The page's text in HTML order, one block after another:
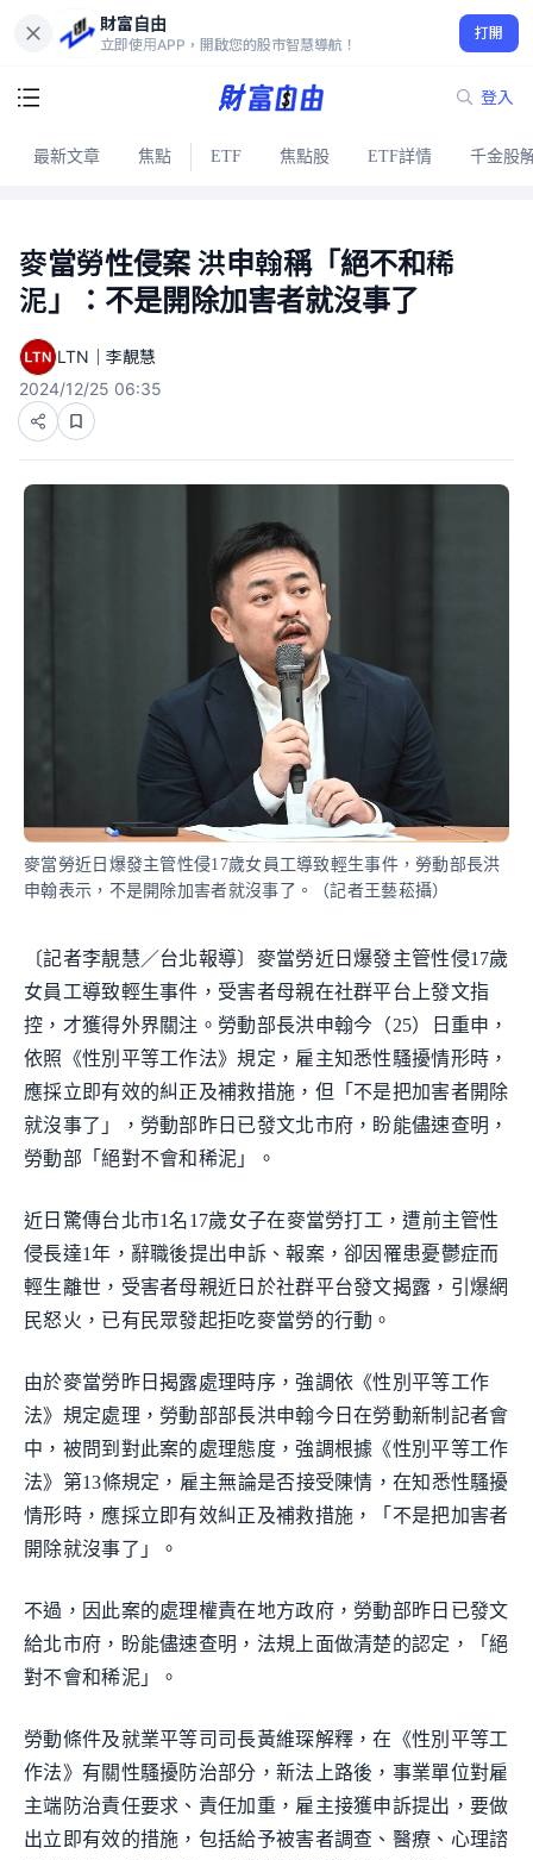
財富自由
立即使用APP，開啟您的股市智慧導航！
打開
登入
最新文章 焦點 ETF 焦點股 ETF詳情 千金股
麥當勞性侵案 洪申翰稱「絕不和稀
泥」：不是開除加害者就沒事了
LTN｜李靚慧
2024/12/25 06:35
麥當勞近日爆發主管性侵17歲女員工導致輕生事件，勞動部長洪
申翰表示，不是開除加害者就沒事了。（記者王藝菘攝）
〔記者李靚慧／台北報導〕麥當勞近日爆發主管性侵17歲
女員工導致輕生事件，受害者母親在社群平台上發文指
控，才獲得外界關注。勞動部長洪申翰今（25）日重申，
依照《性別平等工作法》規定，雇主知悉性騷擾情形時，
應採立即有效的糾正及補救措施，但「不是把加害者開除
就沒事了」，勞動部昨日已發文北市府，盼能儘速查明，
勞動部「絕對不會和稀泥」。
近日驚傳台北市1名17歲女子在麥當勞打工，遭前主管性
侵長達1年，辭職後提出申訴、報案，卻因罹患憂鬱症而
輕生離世，受害者母親近日於社群平台發文揭露，引爆網
民怒火，已有民眾發起拒吃麥當勞的行動。
由於麥當勞昨日揭露處理時序，強調依《性別平等工作
法》規定處理，勞動部部長洪申翰今日在勞動新制記者會
中，被問到對此案的處理態度，強調根據《性別平等工作
法》第13條規定，雇主無論是否接受陳情，在知悉性騷擾
情形時，應採立即有效糾正及補救措施，「不是把加害者
開除就沒事了」。
不過，因此案的處理權責在地方政府，勞動部昨日已發文
給北市府，盼能儘速查明，法規上面做清楚的認定，「絕
對不會和稀泥」。
勞動條件及就業平等司司長黃維琛解釋，在《性別平等工
作法》有關性騷擾防治部分，新法上路後，事業單位對雇
主端防治責任要求、責任加重，雇主接獲申訴提出，要做
出立即有效的措施，包括給予被害者調查、醫療、心理諮